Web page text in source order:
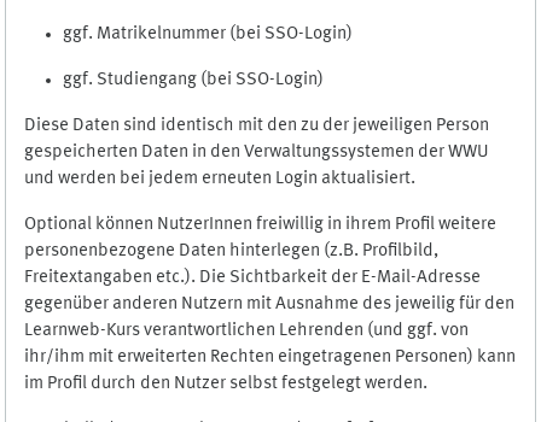
ggf. Matrikelnummer (bei SSO-Login)
ggf. Studiengang (bei SSO-Login)
Diese Daten sind identisch mit den zu der jeweiligen Person
gespeicherten Daten in den Verwaltungssystemen der WWU
und werden bei jedem erneuten Login aktualisiert.
Optional können NutzerInnen freiwillig in ihrem Profil weitere
personenbezogene Daten hinterlegen (z.B. Profilbild,
Freitextangaben etc.). Die Sichtbarkeit der E-Mail-Adresse
gegenüber anderen Nutzern mit Ausnahme des jeweilig für den
Learnweb-Kurs verantwortlichen Lehrenden (und ggf. von
ihr/ihm mit erweiterten Rechten eingetragenen Personen) kann
im Profil durch den Nutzer selbst festgelegt werden.